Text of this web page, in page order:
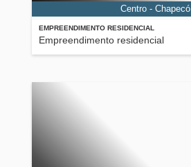
EMPREENDIMENTO RESIDENCIAL
Empreendimento residencial
Centro - Chapecó